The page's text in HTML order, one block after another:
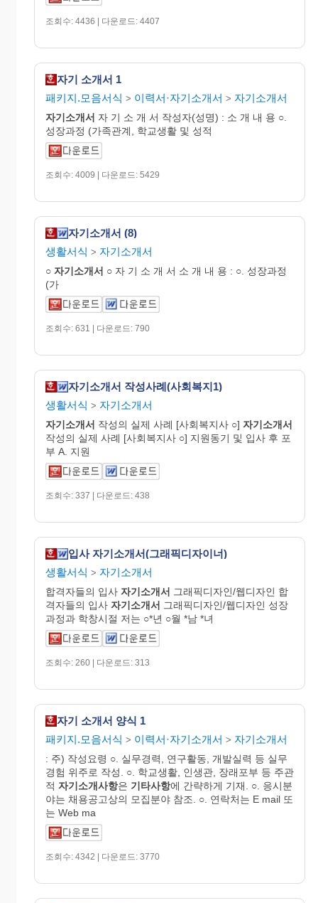
조회수: 4436 | 다운로드: 4407
자기 소개서 1
패키지.모음서식 > 이력서·자기소개서 > 자기소개서
자기소개서 자 기 소 개 서 작성자(성명) : 소 개 내 용 ○.
성장과정 (가족관계, 학교생활 및 성적
조회수: 4009 | 다운로드: 5429
자기소개서 (8)
생활서식 > 자기소개서
○ 자기소개서 ○ 자 기 소 개 서 소 개 내 용 : ○. 성장과정
(가
조회수: 631 | 다운로드: 790
자기소개서 작성사례(사회복지1)
생활서식 > 자기소개서
자기소개서 작성의 실제 사례 [사회복지사 ○] 자기소개서
작성의 실제 사례 [사회복지사 ○] 지원동기 및 입사 후 포
부 A. 지원
조회수: 337 | 다운로드: 438
입사 자기소개서(그래픽디자이너)
생활서식 > 자기소개서
합격자들의 입사 자기소개서 그래픽디자인/웹디자인 합
격자들의 입사 자기소개서 그래픽디자인/웹디자인 성장
과정과 학창시절 저는 ○*년 ○월 *남 *녀
조회수: 260 | 다운로드: 313
자기 소개서 양식 1
패키지.모음서식 > 이력서·자기소개서 > 자기소개서
: 주) 작성요령 ○. 실무경력, 연구활동, 개발실력 등 실무
경험 위주로 작성. ○. 학교생활, 인생관, 장래포부 등 주관
적 자기소개사항은 기타사항에 간략하게 기재. ○. 응시분
야는 채용공고상의 모집분야 참조. ○. 연락처는 E mail 또
는 Web ma
조회수: 4342 | 다운로드: 3770